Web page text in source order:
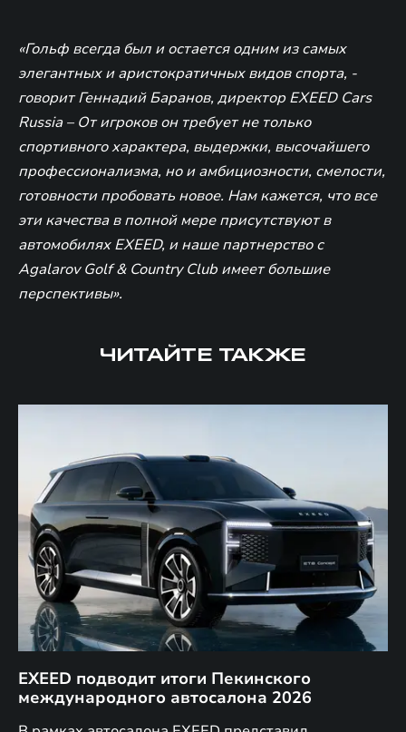
«Гольф всегда был и остается одним из самых
элегантных и аристократичных видов спорта, -
говорит Геннадий Баранов, директор EXEED Cars
Russia – От игроков он требует не только
спортивного характера, выдержки, высочайшего
профессионализма, но и амбициозности, смелости,
готовности пробовать новое. Нам кажется, что все
эти качества в полной мере присутствуют в
автомобилях EXEED, и наше партнерство с
Agalarov Golf & Country Club имеет большие
перспективы».
ЧИТАЙТЕ ТАКЖЕ
EXEED подводит итоги Пекинского
международного автосалона 2026